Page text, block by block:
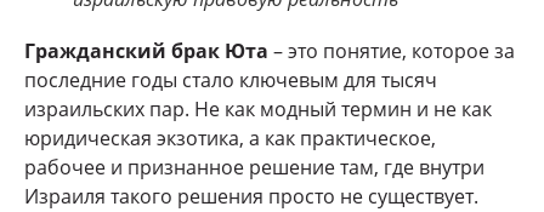
Гражданский брак Юта – это понятие, которое за
последние годы стало ключевым для тысяч
израильских пар. Не как модный термин и не как
юридическая экзотика, а как практическое,
рабочее и признанное решение там, где внутри
Израиля такого решения просто не существует.